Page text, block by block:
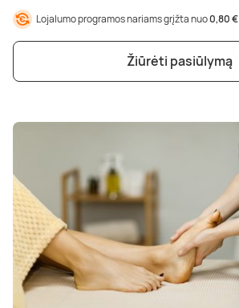
Lojalumo programos nariams grįžta nuo0,80 €
Žiūrėti pasiūlymą